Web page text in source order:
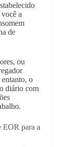
a
de
ou
entanto, o
diário com
EOR para a